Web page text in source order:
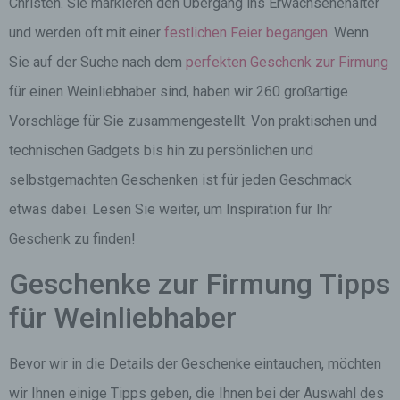
und werden oft mit einer festlichen Feier begangen. Wenn
Sie auf der Suche nach dem perfekten Geschenk zur Firmung
für einen Weinliebhaber sind, haben wir 260 großartige
Vorschläge für Sie zusammengestellt. Von praktischen und
technischen Gadgets bis hin zu persönlichen und
selbstgemachten Geschenken ist für jeden Geschmack
etwas dabei. Lesen Sie weiter, um Inspiration für Ihr
Geschenk zu finden!
Geschenke zur Firmung Tipps
für Weinliebhaber
Bevor wir in die Details der Geschenke eintauchen, möchten
wir Ihnen einige Tipps geben, die Ihnen bei der Auswahl des